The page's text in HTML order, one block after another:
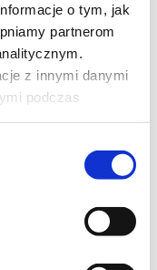
o tym, jak
partnerom
z innymi danymi
podczas
lawinę hejtu, która
Przygnieciony
przyznać się ani
bezpieczeństwu